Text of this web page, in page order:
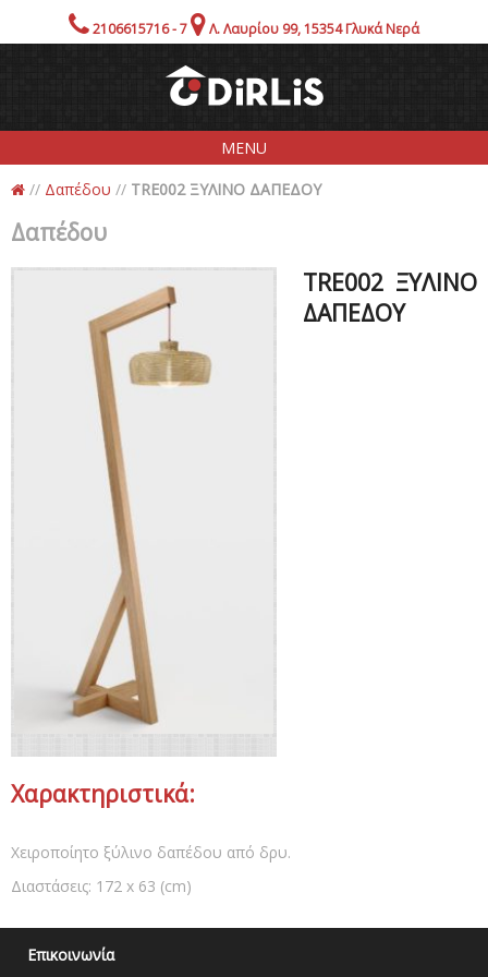
2106615716 - 7 Λ. Λαυρίου 99, 15354 Γλυκά Νερά
MENU
Επικοινωνία
// Δαπέδου // TRE002 ΞΥΛΙΝΟ ΔΑΠΕΔΟΥ
Δαπέδου
TRE002 ΞΥΛΙΝΟ
ΔΑΠΕΔΟΥ
Χαρακτηριστικά:
Χειροποίητo ξύλινο δαπέδου από δρυ.
Διαστάσεις: 172 x 63 (cm)
Επικοινωνία